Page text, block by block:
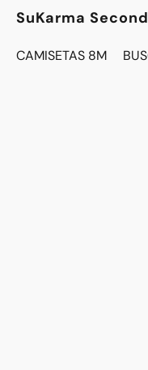
SuKarma
CAMISETAS 8M